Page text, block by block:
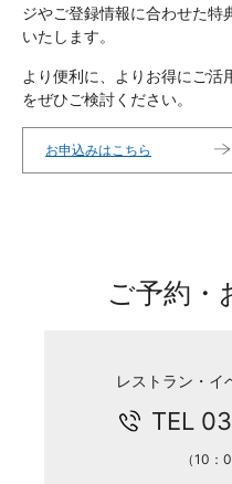
ジやご登録情報に合わせた特
いたします。
より便利に、よりお得にご
をぜひご検討ください。
お申込みはこちら
ご予約・
レストラン・
TEL
（10：